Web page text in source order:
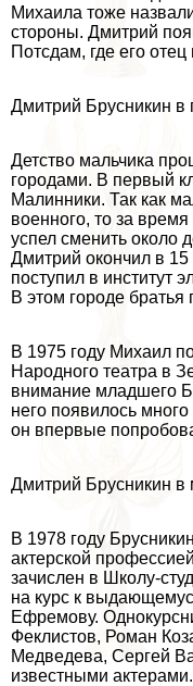
Михаила тоже
стороны. Дмитрий
Потсдам, где его
Дмитрий Брусникин в
Детство мальчика
городами. В первый
Малинники. Так как
военного, то за
успел сменить около
Дмитрий окончил в 15
поступил в институт
В этом городе братья
В 1975 году Михаил
Народного театра в
внимание младшего
него появилось
он впервые
Дмитрий Брусникин в
В 1978 году
актерской
зачислен в Школу-
на курс к
Ефремову.
Феклистов, Роман
Медведева, Сергeй
известными актерами.